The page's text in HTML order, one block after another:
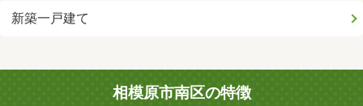
新築一戸建て
相模原市南区の特徴